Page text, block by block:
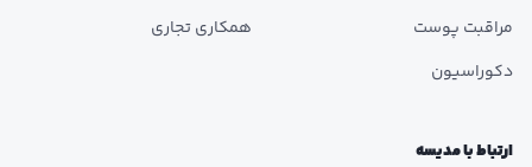
مراقبت پوست
دکوراسیون
همکاری تجاری
ارتباط با مدیسه